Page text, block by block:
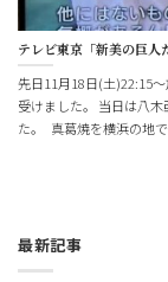
テレビ東京「新美の巨人
先日11月18日(土)22:15
受けました。 当日は八
た。 真葛焼を横浜の地
最新記事